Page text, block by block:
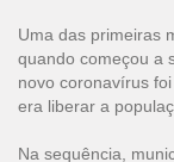
Uma das primeiras
quando começou a
novo coronavírus
era liberar a
Na sequência,